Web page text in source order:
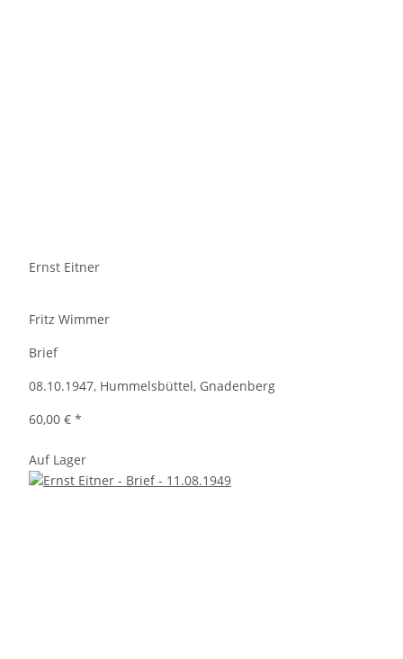
Ernst Eitner
Fritz Wimmer
Brief
08.10.1947, Hummelsbüttel, Gnadenberg
60,00 € *
Auf Lager